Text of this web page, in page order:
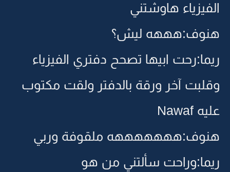
الفيزياء هاوشتني
هنوف:هههه ليش؟
ريما:رحت ابيها تصحح دفتري الفيزياء
وقلبت آخر ورقة بالدفتر ولقت مكتوب
عليه Nawaf
هنوف:هههههههه ملقوفة وربي
ريما:وراحت سألتني من هو